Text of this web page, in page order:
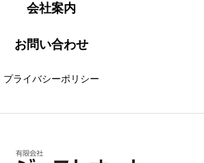
会社案内
お問い合わせ
プライバシーポリシー